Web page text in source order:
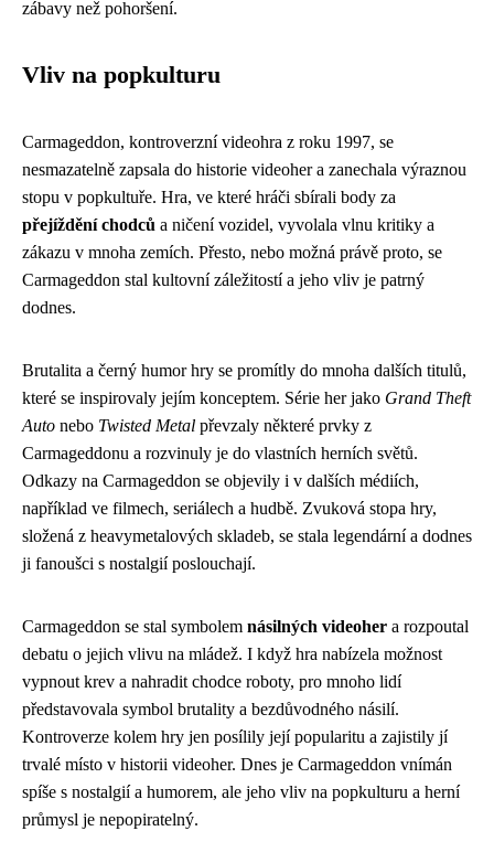
zábavy než pohoršení.
Vliv na popkulturu
Carmageddon, kontroverzní videohra z roku 1997, se
nesmazatelně zapsala do historie videoher a zanechala výraznou
stopu v popkultuře. Hra, ve které hráči sbírali body za
přejíždění chodců a ničení vozidel, vyvolala vlnu kritiky a
zákazu v mnoha zemích. Přesto, nebo možná právě proto, se
Carmageddon stal kultovní záležitostí a jeho vliv je patrný
dodnes.
Brutalita a černý humor hry se promítly do mnoha dalších titulů,
které se inspirovaly jejím konceptem. Série her jako Grand Theft
Auto nebo Twisted Metal převzaly některé prvky z
Carmageddonu a rozvinuly je do vlastních herních světů.
Odkazy na Carmageddon se objevily i v dalších médiích,
například ve filmech, seriálech a hudbě. Zvuková stopa hry,
složená z heavymetalových skladeb, se stala legendární a dodnes
ji fanoušci s nostalgií poslouchají.
Carmageddon se stal symbolem násilných videoher a rozpoutal
debatu o jejich vlivu na mládež. I když hra nabízela možnost
vypnout krev a nahradit chodce roboty, pro mnoho lidí
představovala symbol brutality a bezdůvodného násilí.
Kontroverze kolem hry jen posílily její popularitu a zajistily jí
trvalé místo v historii videoher. Dnes je Carmageddon vnímán
spíše s nostalgií a humorem, ale jeho vliv na popkulturu a herní
průmysl je nepopiratelný.